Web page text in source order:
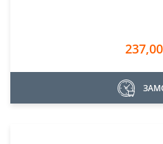
237,00